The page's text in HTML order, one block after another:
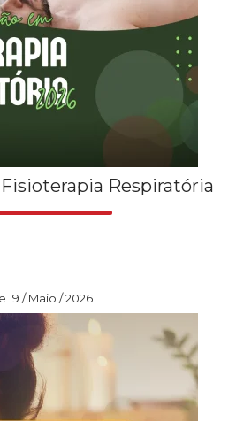
Respiratória
19 / Maio / 2026